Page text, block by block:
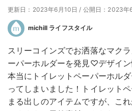
更新日：2023年6月10日 / 公開日：2023年
michill ライフスタイル
スリーコインズでお洒落なマク
ーパーホルダーを発見♡デザイン
本当にトイレットペーパーホル
ってしまいました！トイレット
まる出しのアイテムですが、こ